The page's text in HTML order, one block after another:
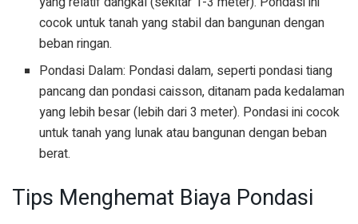
cocok untuk tanah yang stabil dan bangunan dengan
beban ringan.
Pondasi Dalam: Pondasi dalam, seperti pondasi tiang
pancang dan pondasi caisson, ditanam pada kedalaman
yang lebih besar (lebih dari 3 meter). Pondasi ini cocok
untuk tanah yang lunak atau bangunan dengan beban
berat.
Tips Menghemat Biaya Pondasi